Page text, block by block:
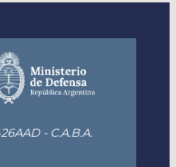
- C.A.B.A.